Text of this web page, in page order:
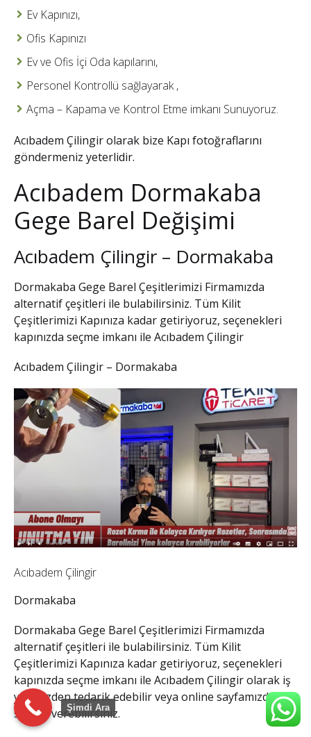
Ev Kapınızı,
Ofis Kapınızı
Ev ve Ofis İçi Oda kapılarını,
Personel Kontrollü sağlayarak ,
Açma – Kapama ve Kontrol Etme imkanı Sunuyoruz.
Acıbadem Çilingir olarak bize Kapı fotoğraflarını
göndermeniz yeterlidir.
Acıbadem Dormakaba
Gege Barel Değişimi
Acıbadem Çilingir – Dormakaba
Dormakaba Gege Barel Çeşitlerimizi Firmamızda
alternatif çeşitleri ile bulabilirsiniz. Tüm Kilit
Çeşitlerimizi Kapınıza kadar getiriyoruz, seçenekleri
kapınızda seçme imkanı ile Acıbadem Çilingir
Acıbadem Çilingir – Dormakaba
Acıbadem Çilingir
Dormakaba
Dormakaba Gege Barel Çeşitlerimizi Firmamızda
alternatif çeşitleri ile bulabilirsiniz. Tüm Kilit
Çeşitlerimizi Kapınıza kadar getiriyoruz, seçenekleri
kapınızda seçme imkanı ile Acıbadem Çilingirolarak iş
yerimizden tedarik edebilir veya online sayfamızdan
sipariş verebilirsiniz.
Şimdi Ara